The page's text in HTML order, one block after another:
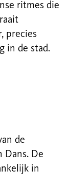
ritmes die
precies
in de stad.
de
Dans. De
in